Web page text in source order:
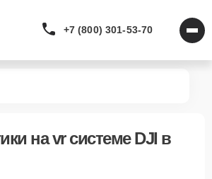
+7 (800) 301-53-70
на vr системе DJI в